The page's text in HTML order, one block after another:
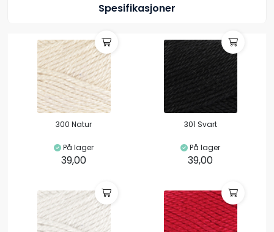
Spesifikasjoner
300 Natur
På lager
39,00
301 Svart
På lager
39,00